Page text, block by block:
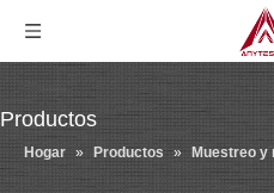
Productos
Hogar » Productos » Muestreo y